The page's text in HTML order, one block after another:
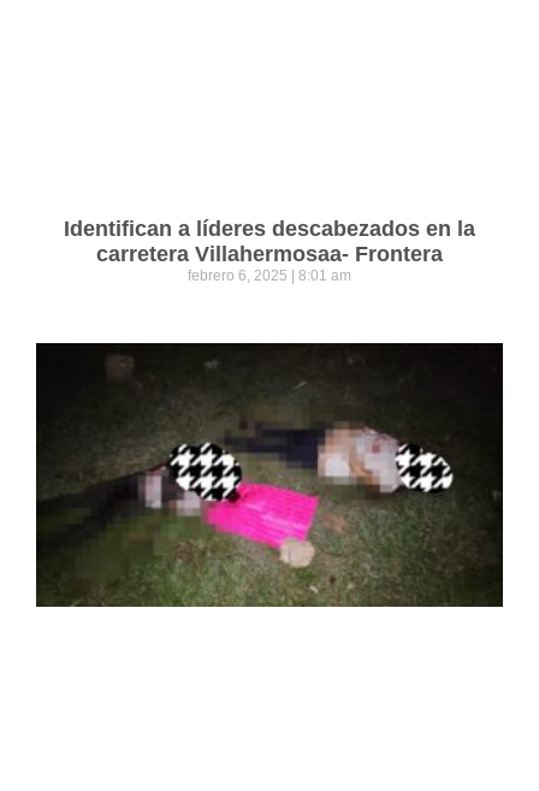
Identifican a líderes descabezados en la
carretera Villahermosaa- Frontera
febrero 6, 2025 8:01 am